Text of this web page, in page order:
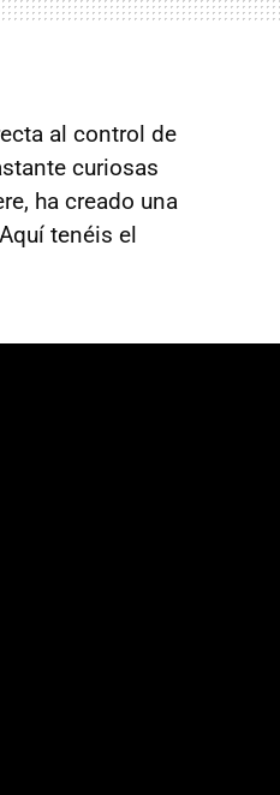
al control de
curiosas
ha creado una
tenéis el